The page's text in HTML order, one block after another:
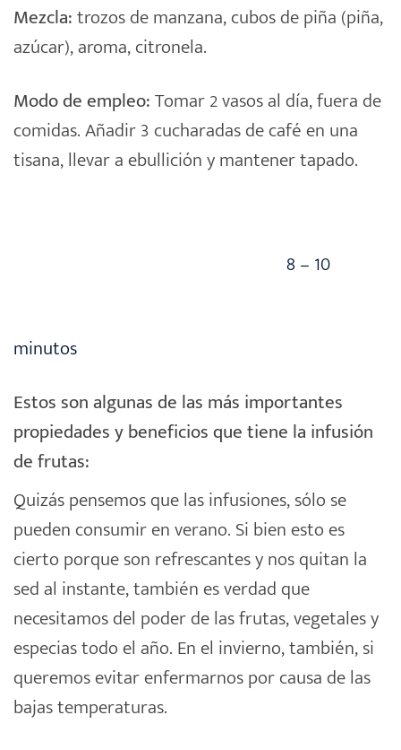
Mezcla:trozos de manzana, cubos de piña (piña,
azúcar), aroma, citronela.
Modo de empleo:Tomar 2 vasos al día, fuera de
comidas. Añadir 3 cucharadas de café en una
tisana, llevar a ebullición y mantener tapado.
8 – 10
minutos
Estos son algunas de las más importantes
propiedades y beneficios que tiene la infusión
de frutas:
Quizás pensemos que las infusiones, sólo se
pueden consumir en verano. Si bien esto es
cierto porque son refrescantes y nos quitan la
sed al instante, también es verdad que
necesitamos del poder de las frutas, vegetales y
especias todo el año. En el invierno, también, si
queremos evitar enfermarnos por causa de las
bajas temperaturas.